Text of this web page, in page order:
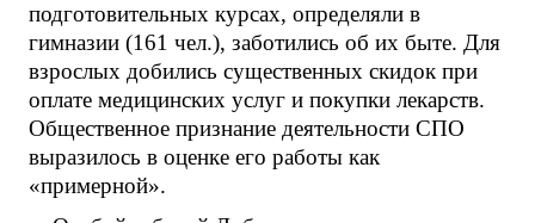
подготовительных курсах, определяли в
гимназии (161 чел.), заботились об их быте. Для
взрослых добились существенных скидок при
оплате медицинских услуг и покупки лекарств.
Общественное признание деятельности СПО
выразилось в оценке его работы как
«примерной».